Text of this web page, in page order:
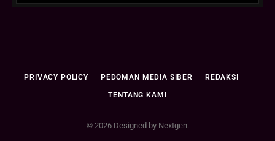
PRIVACY POLICY PEDOMAN MEDIA SIBER REDAKSI
TENTANG KAMI
© 2026 Designed by Nextgen.